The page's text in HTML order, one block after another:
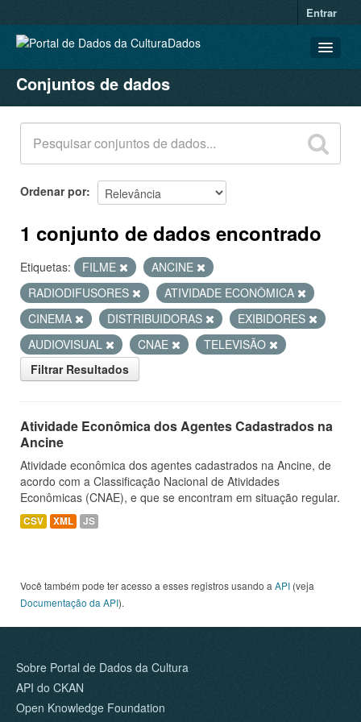
Entrar
CONJUNTOS DE DADOS
ORGANIZAÇÕES
GRUPOS
SOBRE
Conjuntos de dados
Ordenar por
1 conjunto de dados encontrado
Etiquetas: FILME
ANCINE
RADIODIFUSORES
ATIVIDADE ECONÔMICA
CINEMA
DISTRIBUIDORAS
EXIBIDORES
AUDIOVISUAL
CNAE
TELEVISÃO
Filtrar Resultados
Atividade Econômica dos Agentes Cadastrados na
Ancine
Atividade econômica dos agentes cadastrados na Ancine, de
acordo com a Classificação Nacional de Atividades
Econômicas (CNAE), e que se encontram em situação regular.
CSV XML JS
Você também pode ter acesso a esses registros usando a API (veja
Documentação da API).
Sobre Portal de Dados da Cultura
API do CKAN
Open Knowledge Foundation